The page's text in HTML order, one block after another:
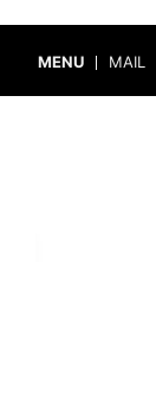
MENU MAIL